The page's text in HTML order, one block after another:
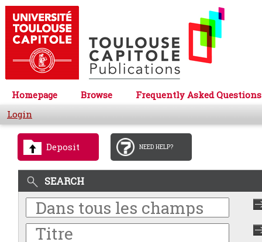
Homepage Browse
Frequently Asked Questions
Login
Deposit NEED HELP?
SEARCH